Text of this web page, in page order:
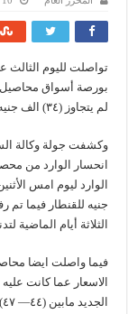
تواصلت لليوم
بورصة أسواق
لم يتجاوز (٣٤) الف جنيه للقنطار
وكشفت جولة وكالة
انحسار الوارد من
الثلاثة أيام الماضية
فيما واصلت ايضا
الاسعار عما كانت